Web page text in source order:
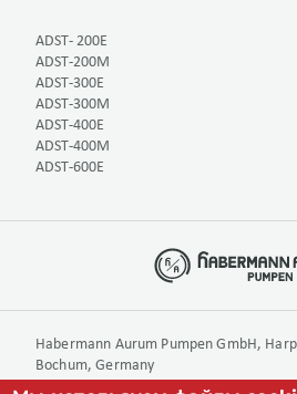
ADST- 200E
ADST-200M
ADST-300E
ADST-300M
ADST-400E
ADST-400M
ADST-600E
Habermann Aurum Pumpen GmbH,
Bochum, Germany